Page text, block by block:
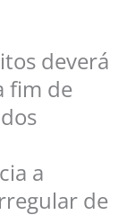
deverá
fim de
a
de